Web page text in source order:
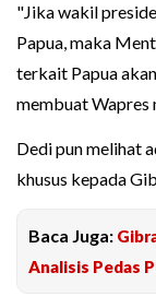
"Jika wakil
Papua, maka
terkait Papua
membuat Wapres
Dedi pun melihat
khusus kepada
Baca Juga:
Analisis Pedas